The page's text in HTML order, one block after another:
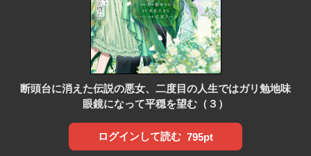
断頭台に消えた伝説の悪女、二度目の人生ではガリ勉地味
眼鏡になって平穏を望む（３）
ログインして読む 795pt